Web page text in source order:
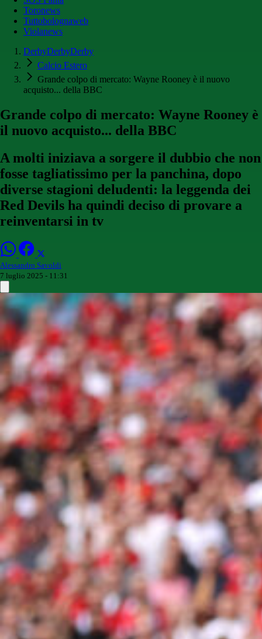
Toronews
Tuttobolognaweb
Violanews
DerbyDerbyDerby
Calcio Estero
Grande colpo di mercato: Wayne Rooney è il nuovo
acquisto... della BBC
Grande colpo di mercato: Wayne Rooney è
il nuovo acquisto... della BBC
A molti iniziava a sorgere il dubbio che non
fosse tagliatissimo per la panchina, dopo
diverse stagioni deludenti: la leggenda dei
Red Devils ha quindi deciso di provare a
reinventarsi in tv
Alessandro Savoldi
7 luglio 2025 - 11:31